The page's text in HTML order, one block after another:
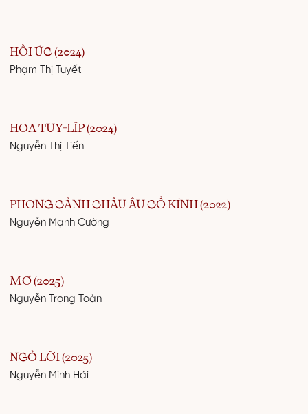
HỒI ỨC (2024)
Phạm Thị Tuyết
HOA TUY-LÍP (2024)
Nguyễn Thị Tiến
PHONG CẢNH CHÂU ÂU CỔ KÍNH (2022)
Nguyễn Mạnh Cường
MƠ (2025)
Nguyễn Trọng Toàn
NGỎ LỜI (2025)
Nguyễn Minh Hải